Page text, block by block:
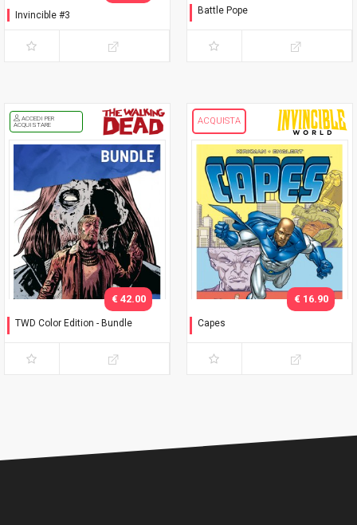
Invincible #3 Battle Pope
ACCEDI PER
ACQUISTARE
TWD Color Edition - Bundle
€ 42.00
ACQUISTA
Capes
€ 16.90